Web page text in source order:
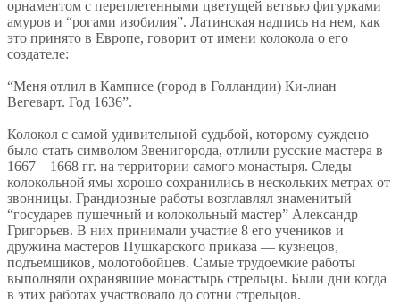
орнаментом с переплетенными цветущей ветвью фигурками
амуров и “рогами изобилия”. Латинская надпись на нем, как
это принято в Европе, говорит от имени колокола о его
создателе:
“Меня отлил в Камписе (город в Голландии) Ки-лиан
Вегеварт. Год 1636”.
Колокол с самой удивительной судьбой, которому суждено
было стать символом Звенигорода, отлили русские мастера в
1667—1668 гг. на территории самого монастыря. Следы
колокольной ямы хорошо сохранились в нескольких метрах от
звонницы. Грандиозные работы возглавлял знаменитый
“государев пушечный и колокольный мастер” Александр
Григорьев. В них принимали участие 8 его учеников и
дружина мастеров Пушкарского приказа — кузнецов,
подъемщиков, молотобойцев. Самые трудоемкие работы
выполняли охранявшие монастырь стрельцы. Были дни когда
в этих работах участвовало до сотни стрельцов.